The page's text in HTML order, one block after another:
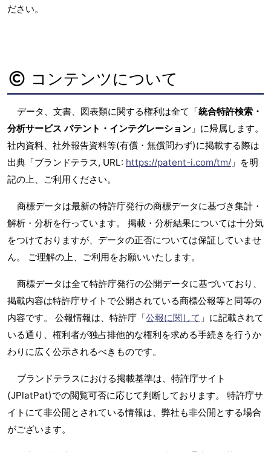
ださい。
コンテンツについて
データ、文書、図表類に関する権利は全て「統合特許検索・
分析サービス パテント・インテグレーション 」に帰属します。
社内資料、社外報告資料等(有償・無償問わず)に掲載する際は
出典「ブランドテラス, URL: https://patent-i.com/tm/ 」を明
記の上、ご利用ください。
商標データは最新の特許庁発行の商標データに基づき集計・
解析・分析を行っています。 掲載・分析結果については十分気
をつけておりますが、データの正否については保証していませ
ん。 ご理解の上、ご利用をお願いいたします。
商標データは全て特許庁発行の公開データに基づいており、
掲載内容は特許庁サイトで公開されている商標公報等と同等の
内容です。 公報情報は、特許庁「公報に関して 」に記載されて
いる通り、権利者が独占排他的な権利を求める手続きを行うか
わりに広く公示されるべきものです。
ブランドテラスにおける掲載基準は、特許庁サイト
(JPlatPat)での閲覧可否に応じて判断しております。 特許庁サ
イトにて非公開とされている情報は、弊社も非公開とする場合
がございます。